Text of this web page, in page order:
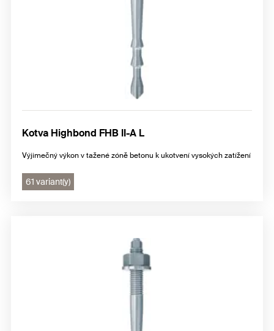
Kotva Highbond FHB II-A L
Výjimečný výkon v tažené zóně betonu k ukotvení vysokých zatížení
61 variant(y)